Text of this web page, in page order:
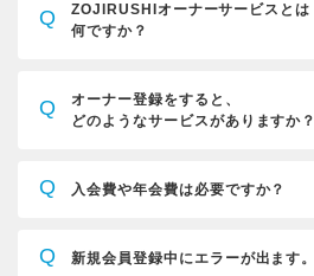
Q
ZOJIRUSHIオーナーサービスとは
何ですか？
Q
オーナー登録をすると、
どのようなサービスがありますか？
Q 入会費や年会費は必要ですか？
Q 新規会員登録中にエラーが出ます。